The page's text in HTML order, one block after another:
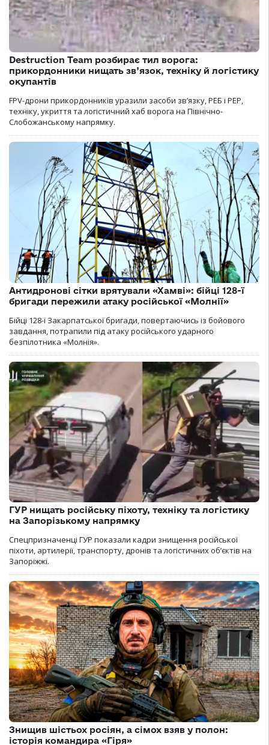
Destruction Team розбирає тил ворога:
прикордонники нищать зв’язок, техніку й логістику
окупантів
FPV-дрони прикордонників уразили засоби зв’язку, РЕБ і РЕР,
техніку, укриття та логістичний хаб ворога на Північно-
Слобожанському напрямку.
Антидронові сітки врятували «Хамві»: бійці 128-ї
бригади пережили атаку російської «Молнії»
Бійці 128-ї Закарпатської бригади, повертаючись із бойового
завдання, потрапили під атаку російського ударного
безпілотника «Молнія».
ГУР нищать російську піхоту, техніку та логістику
на Запорізькому напрямку
Спецпризначенці ГУР показали кадри знищення російської
піхоти, артилерії, транспорту, дронів та логістичних об’єктів на
Запоріжжі.
Знищив шістьох росіян, а сімох взяв у полон:
історія командира «Гіря»